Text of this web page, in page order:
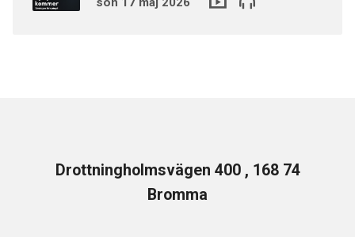
Drottningholmsvägen 400 , 168 74
Bromma